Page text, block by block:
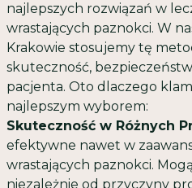
najlepszych rozwiązań w
wrastających paznokci. W
Krakowie stosujemy tę
skuteczność,
pacjenta. Oto dlaczego
najlepszym wyborem:
Skuteczność w Różnych
efektywne nawet w
wrastających paznokci.
niezależnie od przyczyny